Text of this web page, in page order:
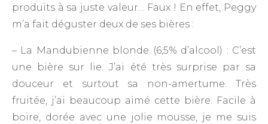
produits à sa juste valeur… Faux ! En effet, Peggy
m’a fait déguster deux de ses bières :
– La Mandubienne blonde (6,5% d’alcool) : C’est
une bière sur lie. J’ai été très surprise par sa
douceur et surtout sa non-amertume. Très
fruitée, j’ai beaucoup aimé cette bière. Facile à
boire, dorée avec une jolie mousse, je me suis